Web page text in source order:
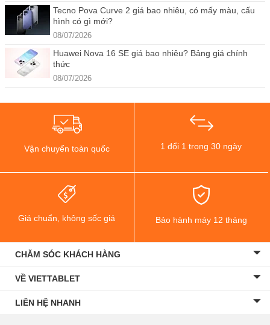
Tecno Pova Curve 2 giá bao nhiêu, có mấy màu, cấu
hình có gì mới?
08/07/2026
Huawei Nova 16 SE giá bao nhiêu? Bảng giá chính
thức
08/07/2026
Vận chuyển toàn quốc 1 đổi 1 trong 30 ngày
Giá chuẩn, không sốc giá Bảo hành máy 12 tháng
CHĂM SÓC KHÁCH HÀNG
VỀ VIETTABLET
LIÊN HỆ NHANH